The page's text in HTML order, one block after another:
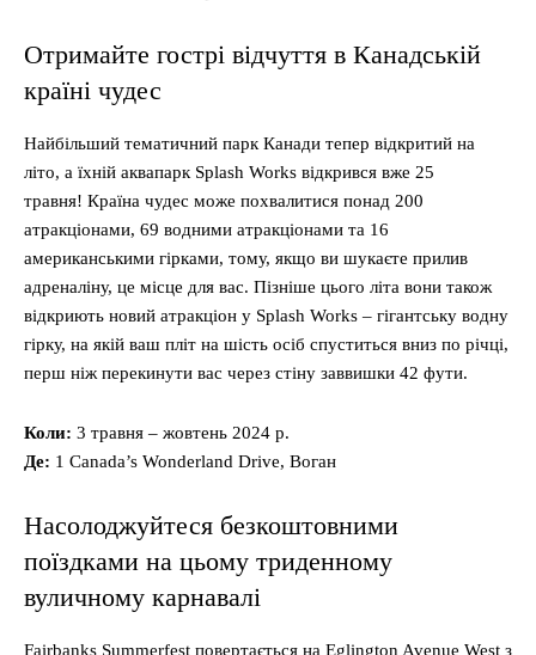
Отримайте гострі відчуття в Канадській
країні чудес
Найбільший тематичний парк Канади тепер відкритий на
літо, а їхній аквапарк Splash Works відкрився вже 25
травня! Країна чудес може похвалитися понад 200
атракціонами, 69 водними атракціонами та 16
американськими гірками, тому, якщо ви шукаєте прилив
адреналіну, це місце для вас. Пізніше цього літа вони також
відкриють новий атракціон у Splash Works – гігантську водну
гірку, на якій ваш пліт на шість осіб спуститься вниз по річці,
перш ніж перекинути вас через стіну заввишки 42 фути.
Коли: 3 травня – жовтень 2024 р.
Де: 1 Canada’s Wonderland Drive, Воган
Насолоджуйтеся безкоштовними
поїздками на цьому триденному
вуличному карнавалі
Fairbanks Summerfest повертається на Eglington Avenue West з